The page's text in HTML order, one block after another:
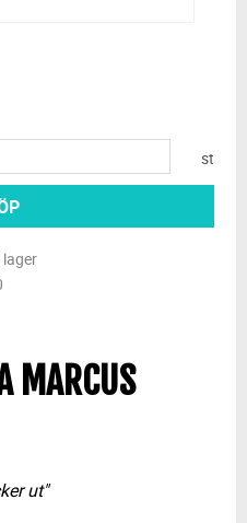
st
lager
MARCUS
ut"